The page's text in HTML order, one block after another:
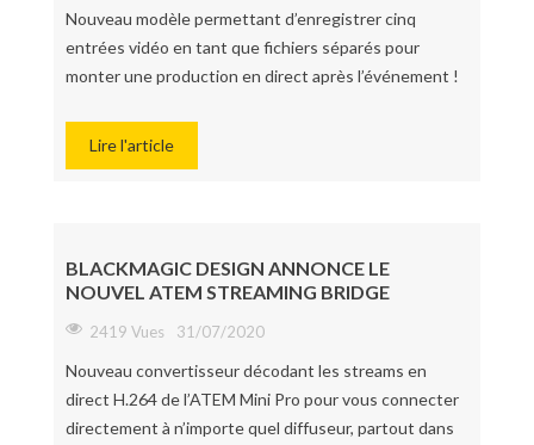
Nouveautés
Bons plans
Nouveau modèle permettant d’enregistrer cinq
entrées vidéo en tant que fichiers séparés pour
monter une production en direct après l’événement !
Lire l'article
BLACKMAGIC DESIGN ANNONCE LE
NOUVEL ATEM STREAMING BRIDGE
2419 Vues 31/07/2020
Nouveau convertisseur décodant les streams en
direct H.264 de l’ATEM Mini Pro pour vous connecter
directement à n’importe quel diffuseur, partout dans